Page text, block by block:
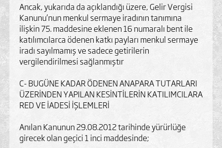
Ancak, yukarıda da açıklandığı üzere, Gelir Vergisi
Kanunu’nun menkul sermaye iradının tanımına
ilişkin 75. maddesine eklenen 16 numaralı bent ile
katılımcılarca ödenen katkı payları menkul sermaye
iradı sayılmamış ve sadece getirilerin
vergilendirilmesi sağlanmıştır
C- BUGÜNE KADAR ÖDENEN ANAPARA TUTARLARI
ÜZERİNDEN YAPILAN KESİNTİLERİN KATILIMCILARA
RED VE İADESİ İŞLEMLERİ
Anılan Kanunun 29.08.2012 tarihinde yürürlüğe
girecek olan geçici 1 inci maddesinde;